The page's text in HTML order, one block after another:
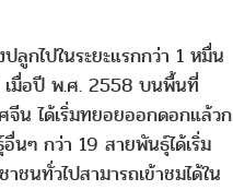
กไปในระยะแรกกว่า 1 หมื่น
เมื่อปี พ.ศ. 2558 บนพื้นที่
น ได้เริ่มทยอยออกดอกแล้วก
นๆ กว่า 19 สายพันธุ์ได้เริ่ม
นทั่วไปสามารถเข้าชมได้ใน